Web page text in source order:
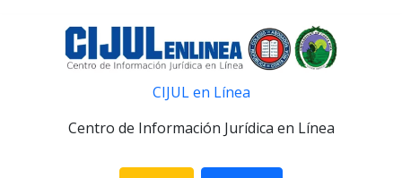
CIJUL en Línea
Centro de Información Jurídica en Línea